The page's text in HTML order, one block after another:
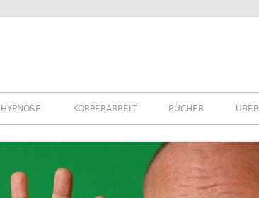
HYPNOSE KÖRPERARBEIT BÜCHER